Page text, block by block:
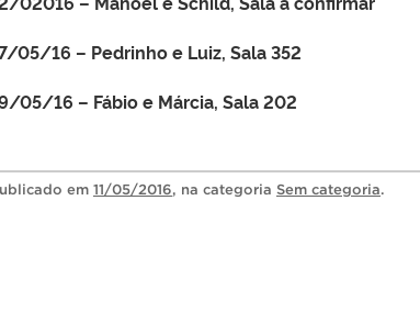
05/16 – Pedrinho e Luiz, Sala 352
05/16 – Fábio e Márcia, Sala 202
em 11/05/2016, na categoria Sem categoria.